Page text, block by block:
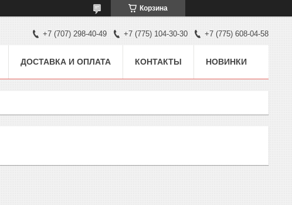
Корзина
+7 (707) 298-40-49 +7 (775) 104-30-30 +7 (775) 608-04-58
ДОСТАВКА И ОПЛАТА КОНТАКТЫ НОВИНКИ